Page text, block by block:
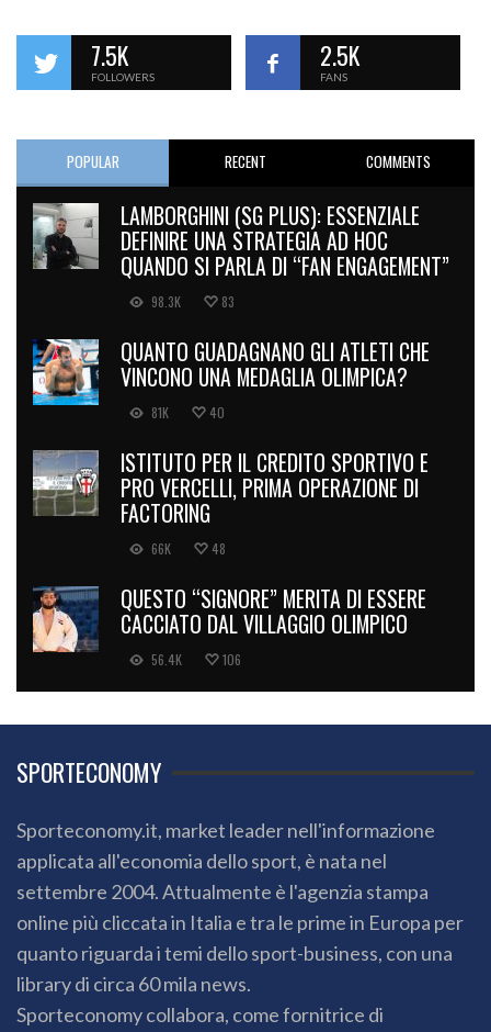
7.5K
FOLLOWERS
2.5K
FANS
POPULAR RECENT COMMENTS
LAMBORGHINI (SG PLUS): ESSENZIALE
DEFINIRE UNA STRATEGIA AD HOC
QUANDO SI PARLA DI “FAN ENGAGEMENT”
98.3K 83
QUANTO GUADAGNANO GLI ATLETI CHE
VINCONO UNA MEDAGLIA OLIMPICA?
81K 40
ISTITUTO PER IL CREDITO SPORTIVO E
PRO VERCELLI, PRIMA OPERAZIONE DI
FACTORING
66K 48
QUESTO “SIGNORE” MERITA DI ESSERE
CACCIATO DAL VILLAGGIO OLIMPICO
56.4K 106
SPORTECONOMY
Sporteconomy.it, market leader nell'informazione
applicata all'economia dello sport, è nata nel
settembre 2004. Attualmente è l'agenzia stampa
online più cliccata in Italia e tra le prime in Europa per
quanto riguarda i temi dello sport-business, con una
library di circa 60 mila news.
Sporteconomy collabora, come fornitrice di